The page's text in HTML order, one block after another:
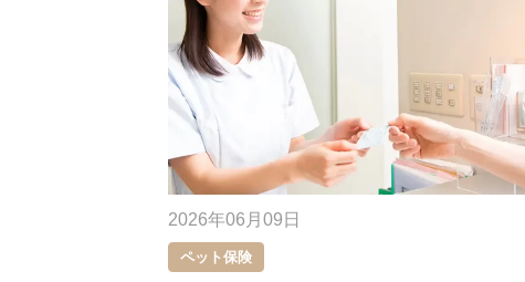
2026年06月09日
ペット保険